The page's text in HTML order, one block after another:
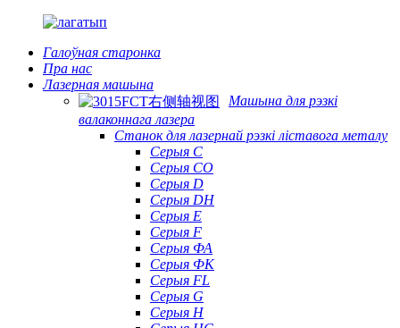
Галоўная старонка
Пра нас
Лазерная машына
Машына для рэзкі
валаконнага лазера
Станок для лазернай рэзкі ліставога металу
Серыя С
Серыя CO
Серыя D
Серыя DH
Серыя Е
Серыя F
Серыя ФА
Серыя ФК
Серыя FL
Серыя G
Серыя H